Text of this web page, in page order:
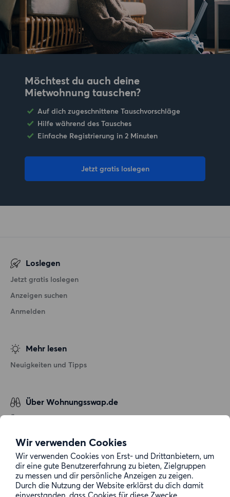
Wir verwenden Cookies
Wir verwenden Cookies von Erst- und Drittanbietern, um
dir eine gute Benutzererfahrung zu bieten, Zielgruppen
zu messen und dir persönliche Anzeigen zu zeigen.
Durch die Nutzung der Website erklärst du dich damit
Möchtest du auch deine
Mietwohnung tauschen?
Auf dich zugeschnittene Tauschvorschläge
Hilfe während des Tausches
Einfache Registrierung in 2 Minuten
Jetzt gratis loslegen
Loslegen
Jetzt gratis loslegen
Anzeigen suchen
Anmelden
Mehr lesen
Neuigkeiten und Tipps
Über Wohnungsswap.de
Über uns
Datenschutz
Cookie-Richtlinie